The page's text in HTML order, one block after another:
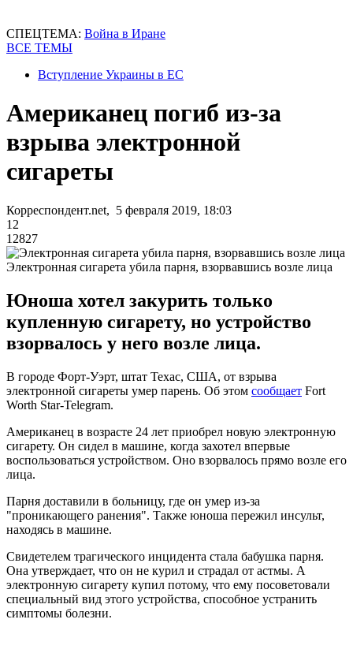
СПЕЦТЕМА: Война в Иране
ВСЕ ТЕМЫ
Вступление Украины в ЕС
Американец погиб из-за
взрыва электронной
сигареты
Корреспондент.net, 5 февраля 2019, 18:03
12
12827
Электронная сигарета убила парня, взорвавшись возле лица
Юноша хотел закурить только
купленную сигарету, но устройство
взорвалось у него возле лица.
В городе Форт-Уэрт, штат Техас, США, от взрыва
электронной сигареты умер парень. Об этом сообщает Fort
Worth Star-Telegram.
Американец в возрасте 24 лет приобрел новую электронную
сигарету. Он сидел в машине, когда захотел впервые
воспользоваться устройством. Оно взорвалось прямо возле его
лица.
Парня доставили в больницу, где он умер из-за
"проникающего ранения". Также юноша пережил инсульт,
находясь в машине.
Свидетелем трагического инцидента стала бабушка парня.
Она утверждает, что он не курил и страдал от астмы. А
электронную сигарету купил потому, что ему посоветовали
специальный вид этого устройства, способное устранить
симптомы болезни.